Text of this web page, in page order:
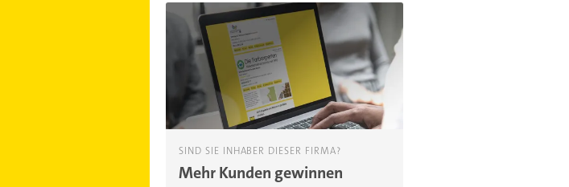
SIND SIE INHABER DIESER FIRMA?
Mehr Kunden gewinnen